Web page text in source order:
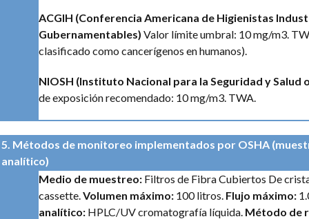
ACGIH (Conferencia Americana de Higienistas
Gubernamentables) Valor límite umbral: 10 mg/m3.
clasificado como cancerígenos en humanos).
NIOSH (Instituto Nacional para la Seguridad y Salud
de exposición recomendado: 10 mg/m3. TWA.
5. Métodos de monitoreo implementados por OSHA
analítico)
Medio de muestreo: Filtros de Fibra Cubiertos De
cassette.Volumen máximo: 100 litros. Flujo máximo:
analítico: HPLC/UV cromatografía líquida. Método de